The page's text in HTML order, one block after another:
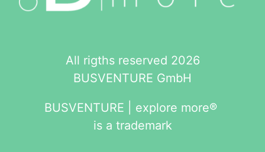
All rigths reserved 2026
BUSVENTURE GmbH
BUSVENTURE | explore more®
is a trademark